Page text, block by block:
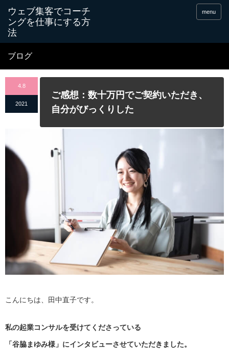
menu
ブログ
4.8
2021
ご感想：数十万円でご契約いただき、
自分がびっくりした
こんにちは、田中直子です。
私の起業コンサルを受けてくださっている
「谷脇まゆみ様」にインタビューさせていただきました。